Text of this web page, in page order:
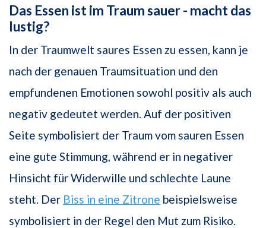
Das Essen ist im Traum sauer - macht das
lustig?
In der Traumwelt saures Essen zu essen, kann je
nach der genauen Traumsituation und den
empfundenen Emotionen sowohl positiv als auch
negativ gedeutet werden. Auf der positiven
Seite symbolisiert der Traum vom sauren Essen
eine gute Stimmung, während er in negativer
Hinsicht für Widerwille und schlechte Laune
steht. Der Biss in eine Zitrone beispielsweise
symbolisiert in der Regel den Mut zum Risiko.